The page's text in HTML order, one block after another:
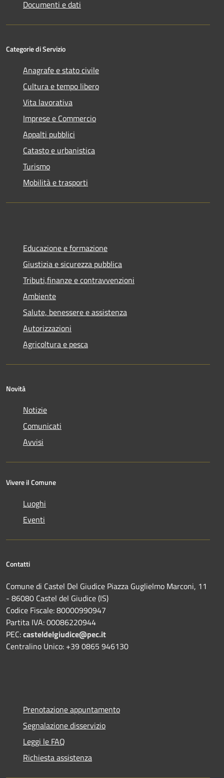
Documenti e dati
Categorie di Servizio
Anagrafe e stato civile
Cultura e tempo libero
Vita lavorativa
Imprese e Commercio
Appalti pubblici
Catasto e urbanistica
Turismo
Mobilità e trasporti
Educazione e formazione
Giustizia e sicurezza pubblica
Tributi,finanze e contravvenzioni
Ambiente
Salute, benessere e assistenza
Autorizzazioni
Agricoltura e pesca
Novità
Notizie
Comunicati
Avvisi
Vivere il Comune
Luoghi
Eventi
Contatti
Comune di Castel Del Giudice Piazza Guglielmo Marconi, 11
- 86080 Castel del Giudice (IS)
Codice Fiscale: 80000990947
Partita IVA: 00086220944
PEC:casteldelgiudice@pec.it
Centralino Unico: +39 0865 946130
Prenotazione appuntamento
Segnalazione disservizio
Leggi le FAQ
Richiesta assistenza